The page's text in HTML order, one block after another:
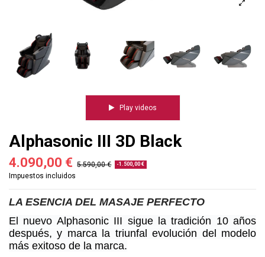
Play videos
Alphasonic III 3D Black
4.090,00 € 5.590,00 € -1.500,00 €
Impuestos incluidos
LA ESENCIA DEL MASAJE PERFECTO
El nuevo Alphasonic III sigue la tradición 10 años
después, y marca la triunfal evolución del modelo
más exitoso de la marca.